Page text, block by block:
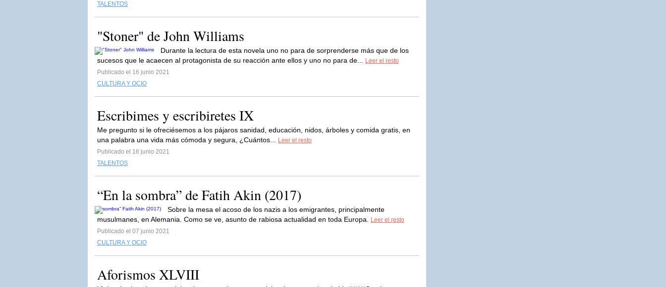
TALENTOS
"Stoner" de John Williams
Durante la lectura de esta novela uno no para de sorprenderse más que de los
sucesos que le acaecen al protagonista de su reacción ante ellos y uno no para de...
Leer el resto
Publicado el 16 junio 2021
CULTURA Y OCIO
Escribimes y escribiretes IX
Me pregunto si le ofreciésemos a los pájaros sanidad, educación, nidos, árboles y comida gratis, en
una palabra una vida más cómoda y segura, ¿Cuántos...
Leer el resto
Publicado el 16 junio 2021
TALENTOS
“En la sombra” de Fatih Akin (2017)
Sobre la mesa el acoso de los nazis a los emigrantes, principalmente
musulmanes, en Alemania. Como se ve, asunto de rabiosa actualidad en toda Europa.
Leer el resto
Publicado el 07 junio 2021
CULTURA Y OCIO
Aforismos XLVIII